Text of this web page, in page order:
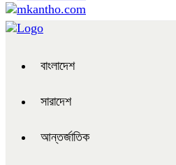
বাংলাদেশ
সারাদেশ
আন্তর্জাতিক